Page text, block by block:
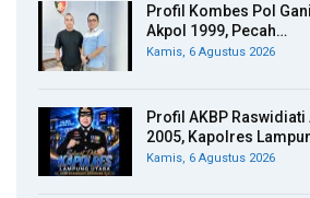
Profil Kombes Pol
Akpol 1999, Pecah…
Kamis, 6 Agustus 2026
Profil AKBP
2005, Kapolres
Kamis, 6 Agustus 2026